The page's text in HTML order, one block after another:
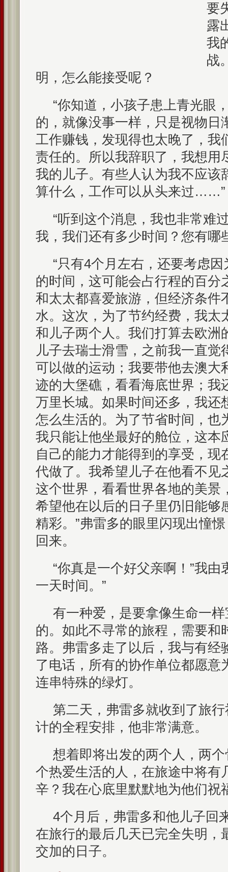
要
露
我
战
明，怎么能接受呢？
“你知道，小孩子患上青光眼
的，就像没事一样，只是视物日
工作赚钱，发现得也太晚了，我
责任的。所以我辞职了，我想用
我的儿子。有些人认为我不应该
算什么，工作可以从头来过……”
“听到这个消息，我也非常难
我，我们还有多少时间？您有哪
“只有4个月左右，还要考虑
的时间，这可能会占行程的百分
和太太都喜爱旅游，但经济条件
水。这次，为了节约经费，我太
和儿子两个人。我们打算去欧洲
儿子去瑞士滑雪，之前我一直觉
可以做的运动；我要带他去澳大
迹的大堡礁，看看海底世界；我
万里长城。如果时间还多，我还
怎么生活的。为了节省时间，也
我只能让他坐最好的舱位，这本
自己的能力才能得到的享受，现
代做了。我希望儿子在他看不见
这个世界，看看世界各地的美景
希望他在以后的日子里仍旧能够
精彩。”弗雷多的眼里闪现出憧
回来。
“你真是一个好父亲啊！”我由
一天时间。”
有一种爱，是要拿像生命一
的。如此不寻常的旅程，需要和
路。弗雷多走了以后，我与有经
了电话，所有的协作单位都愿意
连串特殊的绿灯。
第二天，弗雷多就收到了旅
计的全程安排，他非常满意。
想着即将出发的两个人，两
个热爱生活的人，在旅途中将有
辛？我在心底里默默地为他们祝
4个月后，弗雷多和他儿子回
在旅行的最后几天已完全失明，
交加的日子。